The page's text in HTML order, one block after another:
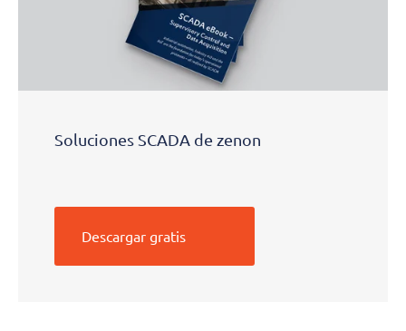
Soluciones SCADA de zenon
Descargar gratis